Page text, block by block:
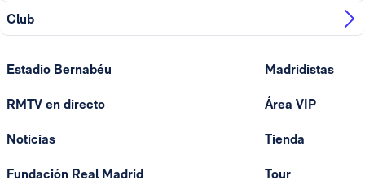
Club
Estadio Bernabéu
RMTV en directo
Noticias
Fundación Real Madrid
Madridistas
Área VIP
Tienda
Tour